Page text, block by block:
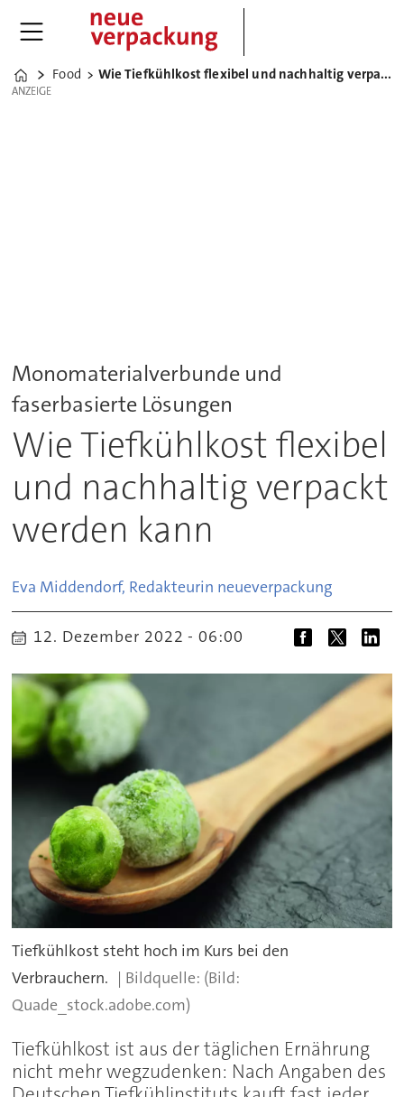
Home
Food Wie Tiefkühlkost flexibel und nachhaltig verpackt werden kann
ANZEIGE
ANZEIGE
Monomaterialverbunde und
faserbasierte Lösungen
Wie Tiefkühlkost flexibel
und nachhaltig verpackt
werden kann
Eva Middendorf, Redakteurin neueverpackung
12. Dezember 2022 - 06:00
Tiefkühlkost steht hoch im Kurs bei den
Verbrauchern.
(Bild:
Quade_stock.adobe.com)
Tiefkühlkost ist aus der täglichen Ernährung
nicht mehr wegzudenken: Nach Angaben des